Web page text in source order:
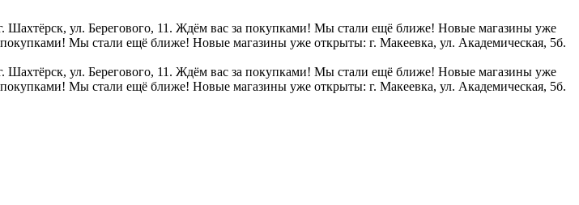
ул. Берегового, 11. Ждём вас за покупками! Мы стали ещё ближе! Новые магазины уже
Мы стали ещё ближе! Новые магазины уже открыты: г. Макеевка, ул. Академическая, 5б.
ул. Берегового, 11. Ждём вас за покупками! Мы стали ещё ближе! Новые магазины уже
Мы стали ещё ближе! Новые магазины уже открыты: г. Макеевка, ул. Академическая, 5б.